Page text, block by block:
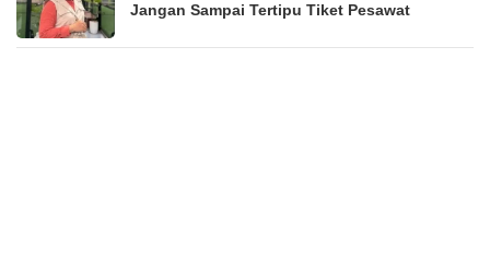
Jangan Sampai Tertipu Tiket Pesawat